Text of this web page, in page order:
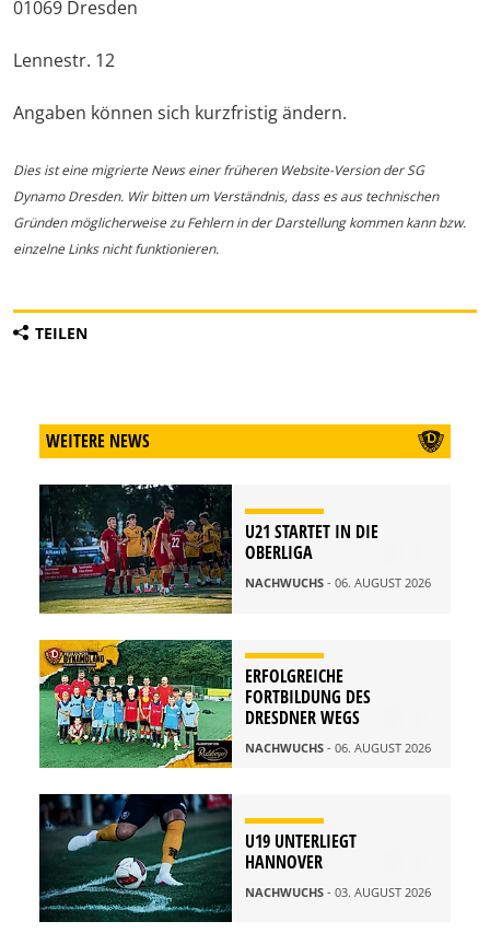
01069 Dresden
Lennestr. 12
Angaben können sich kurzfristig ändern.
Dies ist eine migrierte News einer früheren Website-Version der SG
Dynamo Dresden. Wir bitten um Verständnis, dass es aus technischen
Gründen möglicherweise zu Fehlern in der Darstellung kommen kann bzw.
einzelne Links nicht funktionieren.
TEILEN
WEITERE NEWS
U21 STARTET IN DIE
OBERLIGA
NACHWUCHS - 06. AUGUST 2026
ERFOLGREICHE
FORTBILDUNG DES
DRESDNER WEGS
NACHWUCHS - 06. AUGUST 2026
U19 UNTERLIEGT
HANNOVER
NACHWUCHS - 03. AUGUST 2026